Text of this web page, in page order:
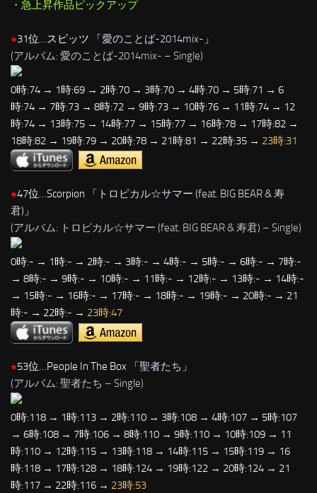
・急上昇作品ピックアップ
●31位…スピッツ 「愛のことば-2014mix- 」
(アルバム: 愛のことば-2014mix- – Single)
0時:74 → 1時:69 → 2時:70 → 3時:70 → 4時:70 → 5時:71 → 6
時:74 → 7時:73 → 8時:72 → 9時:73 → 10時:76 → 11時:74 → 12
時:74 → 13時:75 → 14時:77 → 15時:77 → 16時:78 → 17時:82 →
18時:82 → 19時:79 → 20時:78 → 21時:81 → 22時:35 → 23時:31
●47位…Scorpion 「 トロピカル☆サマー (feat. BIG BEAR & 寿
君) 」
(アルバム: トロピカル☆サマー (feat. BIG BEAR & 寿君) – Single)
0時:- → 1時:- → 2時:- → 3時:- → 4時:- → 5時:- → 6時:- → 7時:-
→ 8時:- → 9時:- → 10時:- → 11時:- → 12時:- → 13時:- → 14時:-
→ 15時:- → 16時:- → 17時:- → 18時:- → 19時:- → 20時:- → 21
時:- → 22時:- → 23時:47
●53位…People In The Box 「聖者たち 」
(アルバム: 聖者たち – Single)
0時:118 → 1時:113 → 2時:110 → 3時:108 → 4時:107 → 5時:107
→ 6時:108 → 7時:106 → 8時:110 → 9時:110 → 10時:109 → 11
時:110 → 12時:115 → 13時:118 → 14時:115 → 15時:119 → 16
時:118 → 17時:128 → 18時:124 → 19時:122 → 20時:124 → 21
時:117 → 22時:116 → 23時:53